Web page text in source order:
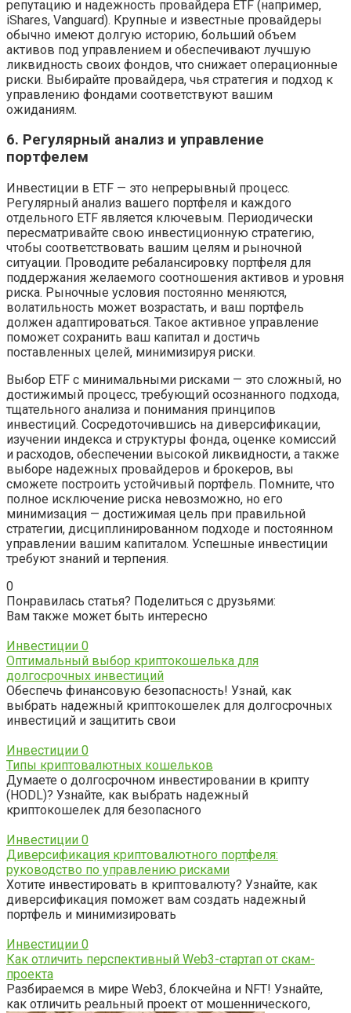
репутацию и надежность провайдера ETF (например,
iShares, Vanguard). Крупные и известные провайдеры
обычно имеют долгую историю, больший объем
активов под управлением и обеспечивают лучшую
ликвидность своих фондов, что снижает операционные
риски. Выбирайте провайдера, чья стратегия и подход к
управлению фондами соответствуют вашим
ожиданиям.
6. Регулярный анализ и управление
портфелем
Инвестиции в ETF — это непрерывный процесс.
Регулярный анализ вашего портфеля и каждого
отдельного ETF является ключевым. Периодически
пересматривайте свою инвестиционную стратегию,
чтобы соответствовать вашим целям и рыночной
ситуации. Проводите ребалансировку портфеля для
поддержания желаемого соотношения активов и уровня
риска. Рыночные условия постоянно меняются,
волатильность может возрастать, и ваш портфель
должен адаптироваться. Такое активное управление
поможет сохранить ваш капитал и достичь
поставленных целей, минимизируя риски.
Выбор ETF с минимальными рисками — это сложный, но
достижимый процесс, требующий осознанного подхода,
тщательного анализа и понимания принципов
инвестиций. Сосредоточившись на диверсификации,
изучении индекса и структуры фонда, оценке комиссий
и расходов, обеспечении высокой ликвидности, а также
выборе надежных провайдеров и брокеров, вы
сможете построить устойчивый портфель. Помните, что
полное исключение риска невозможно, но его
минимизация — достижимая цель при правильной
стратегии, дисциплинированном подходе и постоянном
управлении вашим капиталом. Успешные инвестиции
требуют знаний и терпения.
0
Понравилась статья? Поделиться с друзьями:
Вам также может быть интересно
Инвестиции 0
Оптимальный выбор криптокошелька для
долгосрочных инвестиций
Обеспечь финансовую безопасность! Узнай, как
выбрать надежный криптокошелек для долгосрочных
инвестиций и защитить свои
Инвестиции 0
Типы криптовалютных кошельков
Думаете о долгосрочном инвестировании в крипту
(HODL)? Узнайте, как выбрать надежный
криптокошелек для безопасного
Инвестиции 0
Диверсификация криптовалютного портфеля:
руководство по управлению рисками
Хотите инвестировать в криптовалюту? Узнайте, как
диверсификация поможет вам создать надежный
портфель и минимизировать
Инвестиции 0
Как отличить перспективный Web3-стартап от скам-
проекта
Разбираемся в мире Web3, блокчейна и NFT! Узнайте,
как отличить реальный проект от мошеннического,